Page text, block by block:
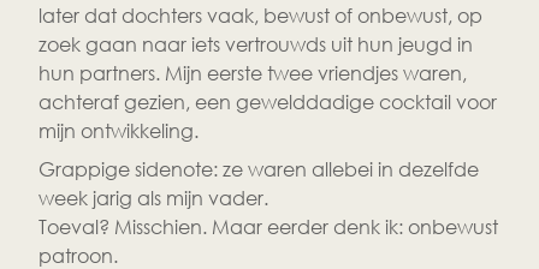
later dat dochters vaak, bewust of onbewust, op
zoek gaan naar iets vertrouwds uit hun jeugd in
hun partners. Mijn eerste twee vriendjes waren,
achteraf gezien, een gewelddadige cocktail voor
mijn ontwikkeling.
Grappige sidenote: ze waren allebei in dezelfde
week jarig als mijn vader.
Toeval? Misschien. Maar eerder denk ik: onbewust
patroon.